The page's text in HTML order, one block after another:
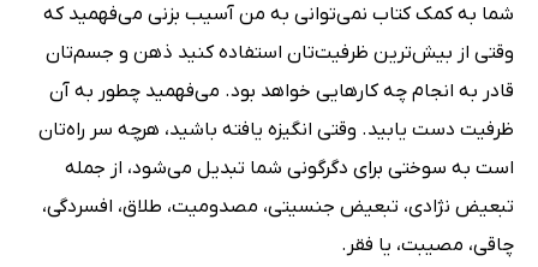
شما به ‌کمک کتاب نمی‌توانی به من آسیب بزنی می‌فهمید که
وقتی از بیش‌ترین ظرفیت‌تان استفاده کنید ذهن و جسم‌تان
قادر به انجام چه کارهایی خواهد بود. می‌فهمید چطور به آن
ظرفیت دست یابید. وقتی انگیزه یافته باشید، هرچه سر راه‌تان
است به سوختی برای دگرگونی شما تبدیل می‌شود، از جمله
تبعیض نژادی، تبعیض جنسیتی، مصدومیت، طلاق، افسردگی،
چاقی، مصیبت، یا فقر.